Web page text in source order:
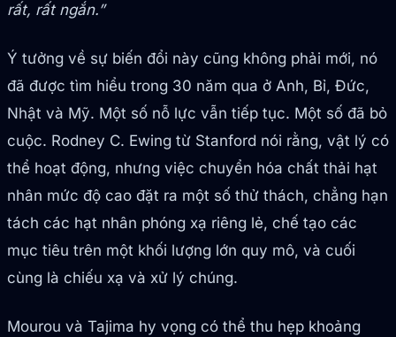
rất, rất ngắn.”
Ý tưởng về sự biến đổi này cũng không phải mới, nó
đã được tìm hiểu trong 30 năm qua ở Anh, Bỉ, Đức,
Nhật và Mỹ. Một số nỗ lực vẫn tiếp tục. Một số đã bỏ
cuộc. Rodney C. Ewing từ Stanford nói rằng, vật lý có
thể hoạt động, nhưng việc chuyển hóa chất thải hạt
nhân mức độ cao đặt ra một số thử thách, chẳng hạn
tách các hạt nhân phóng xạ riêng lẻ, chế tạo các
mục tiêu trên một khối lượng lớn quy mô, và cuối
cùng là chiếu xạ và xử lý chúng.
Mourou và Tajima hy vọng có thể thu hẹp khoảng